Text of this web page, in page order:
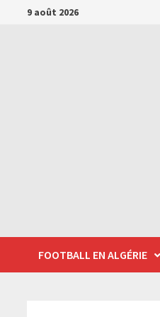
Passer9 août 2026
FOOTBALL EN ALGÉRIE